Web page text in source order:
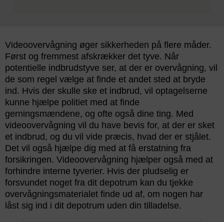
Videoovervågning øger sikkerheden på flere måder.
Først og fremmest afskrækker det tyve. Når
potentielle indbrudstyve ser, at der er overvågning, vil
de som regel vælge at finde et andet sted at bryde
ind. Hvis der skulle ske et indbrud, vil optagelserne
kunne hjælpe politiet med at finde
gerningsmændene, og ofte også dine ting. Med
videoovervågning vil du have bevis for, at der er sket
et indbrud, og du vil vide præcis, hvad der er stjålet.
Det vil også hjælpe dig med at få erstatning fra
forsikringen. Videoovervågning hjælper også med at
forhindre interne tyverier. Hvis der pludselig er
forsvundet noget fra dit depotrum kan du tjekke
overvågningsmaterialet finde ud af, om nogen har
låst sig ind i dit depotrum uden din tilladelse.